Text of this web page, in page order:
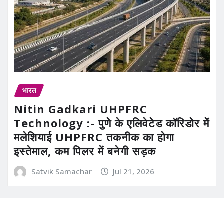
भारत
Nitin Gadkari UHPFRC
Technology :- पुणे के एलिवेटेड कॉरिडोर में
मलेशियाई UHPFRC तकनीक का होगा
इस्तेमाल, कम पिलर में बनेगी सड़क
Satvik Samachar Jul 21, 2026